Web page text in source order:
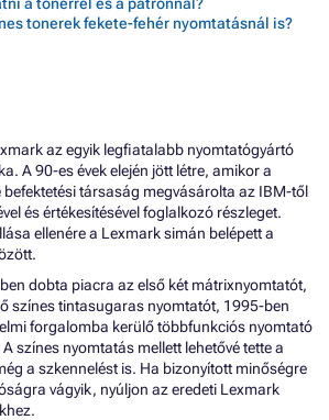
tonerek fekete-fehér nyomtatásnál is?
az egyik legfiatalabb nyomtatógyártó
A 90-es évek elején jött létre, amikor a
befektetési társaság megvásárolta az IBM-től
és értékesítésével foglalkozó részleget.
ellenére a Lexmark simán belépett a
dobta piacra az első két mátrixnyomtatót,
színes tintasugaras nyomtatót, 1995-ben
forgalomba kerülő többfunkciós nyomtató
színes nyomtatás mellett lehetővé tette a
a szkennelést is. Ha bizonyított minőségre
vágyik, nyúljon az eredeti Lexmark